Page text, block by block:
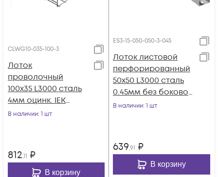
CLWG10-035-100-3
Лоток
проволочный
100х35 L3000 сталь
4мм оцинк. IEK
CLWG10-035-100-3
В наличии: 1 шт
812,11 ₽
В корзину
ES3-15-050-050-3-045
Лоток листовой
перфорированный
50х50 L3000 сталь
0.45мм без боковой
ESCA 3 IEK ES3-15-
В наличии: 1 шт
639,91 ₽
В корзину